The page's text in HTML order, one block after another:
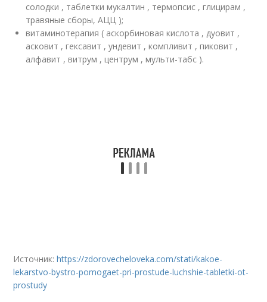
солодки , таблетки мукалтин , термопсис , глицирам ,
травяные сборы, АЦЦ );
витаминотерапия ( аскорбиновая кислота , дуовит ,
асковит , гексавит , ундевит , компливит , пиковит ,
алфавит , витрум , центрум , мульти-табс ).
Источник:https://zdorovecheloveka.com/stati/kakoe-
lekarstvo-bystro-pomogaet-pri-prostude-luchshie-tabletki-ot-
prostudy